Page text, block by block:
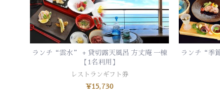
お買い物カゴに追加
ランチ“雲水” + 貸切露天風呂 方丈庵 一棟
【1名利用】
レストランギフト券
¥15,730
ランチ“季